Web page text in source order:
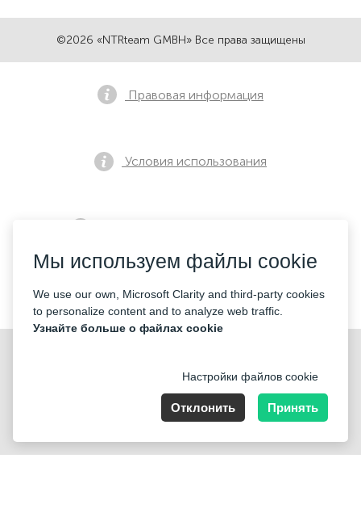
©2026 «NTRteam GMBH» Все права защищены
Правовая информация
Условия использования
Контакты
Nummer der Firma: 40221 Düsseldorf, Registered address:
Мы используем файлы cookie
We use our own, Microsoft Clarity and third-party cookies
to personalize content and to analyze web traffic.
Узнайте больше о файлах cookie
Настройки файлов cookie
Отклонить Принять